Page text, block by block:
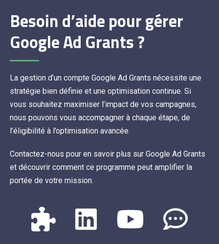
Besoin d’aide pour gérer
Google Ad Grants ?
La gestion d’un compte Google Ad Grants nécessite une
stratégie bien définie et une optimisation continue. Si
vous souhaitez maximiser l’impact de vos campagnes,
nous pouvons vous accompagner à chaque étape, de
l’éligibilité à l’optimisation avancée.
Contactez-nous pour en savoir plus sur Google Ad Grants
et découvrir comment ce programme peut amplifier la
portée de votre mission.